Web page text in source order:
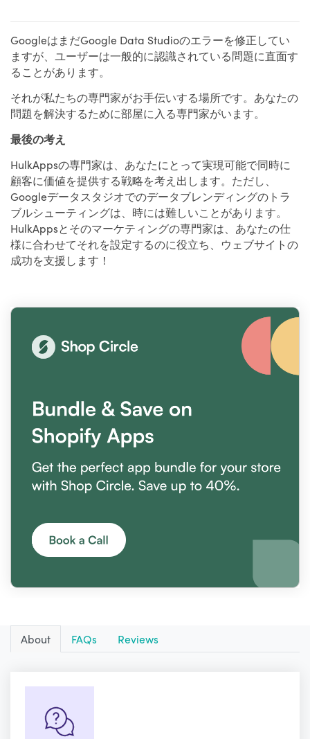
GoogleはまだGoogle Data Studioのエラーを修正してい
ますが、ユーザーは一般的に認識されている問題に直面す
ることがあります。
それが私たちの専門家がお手伝いする場所です。あなたの
問題を解決するために部屋に入る専門家がいます。
最後の考え
HulkAppsの専門家は、あなたにとって実現可能で同時に
顧客に価値を提供する戦略を考え出します。ただし、
Googleデータスタジオでのデータブレンディングのトラ
ブルシューティングは、時には難しいことがあります。
HulkAppsとそのマーケティングの専門家は、あなたの仕
様に合わせてそれを設定するのに役立ち、ウェブサイトの
成功を支援します！
About FAQs Reviews